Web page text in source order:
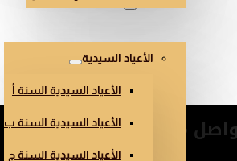
الأعياد السيدية
الأعياد السيدية السنة أ
الأعياد السيدية السنة ب
الأعياد السيدية السنة ج
معنا